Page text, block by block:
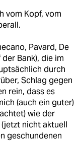
vom Kopf, vom
Pavard, De
Bank), die im
durch
Schlag gegen
rein, dass es
(auch ein guter)
wie der
nicht aktuell
geschundenen